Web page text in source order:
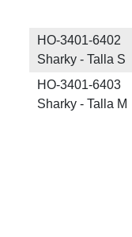
HO-3401-
Sharky - Talla S
HO-3401-
Sharky - Talla M